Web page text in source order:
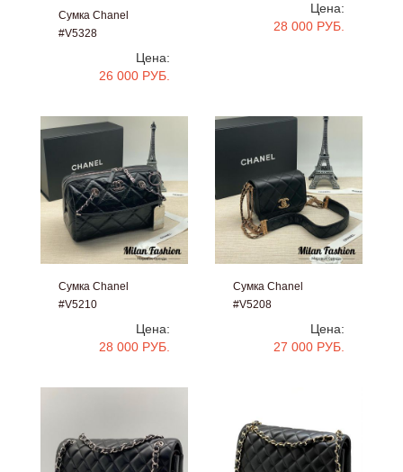
Сумка Chanel
#V5328
Цена:
26 000 РУБ.
Цена:
28 000 РУБ.
Сумка Chanel
#V5210
Цена:
28 000 РУБ.
Сумка Chanel
#V5208
Цена:
27 000 РУБ.